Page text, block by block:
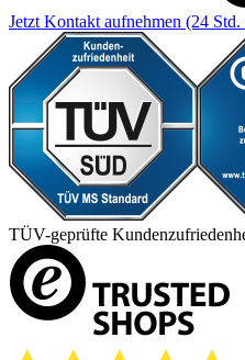
Jetzt Kontakt aufnehmen (24 Std.
TÜV-geprüfte